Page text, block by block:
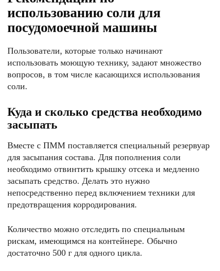
использованию соли для
посудомоечной машины
Пользователи, которые только начинают
использовать моющую технику, задают множество
вопросов, в том числе касающихся использования
соли.
Куда и сколько средства необходимо
засыпать
Вместе с ПММ поставляется специальный резервуар
для засыпания состава. Для пополнения соли
необходимо отвинтить крышку отсека и медленно
засыпать средство. Делать это нужно
непосредственно перед включением техники для
предотвращения корродирования.
Количество можно отследить по специальным
рискам, имеющимся на контейнере. Обычно
достаточно 500 г для одного цикла.